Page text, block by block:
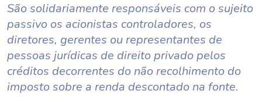
São solidariamente responsáveis com o sujeito
passivo os acionistas controladores, os
diretores, gerentes ou representantes de
pessoas jurídicas de direito privado pelos
créditos decorrentes do não recolhimento do
imposto sobre a renda descontado na fonte.